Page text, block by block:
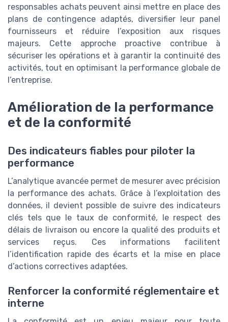
responsables achats peuvent ainsi mettre en place des
plans de contingence adaptés, diversifier leur panel
fournisseurs et réduire l’exposition aux risques
majeurs. Cette approche proactive contribue à
sécuriser les opérations et à garantir la continuité des
activités, tout en optimisant la performance globale de
l’entreprise.
Amélioration de la performance
et de la conformité
Des indicateurs fiables pour piloter la
performance
L’analytique avancée permet de mesurer avec précision
la performance des achats. Grâce à l’exploitation des
données, il devient possible de suivre des indicateurs
clés tels que le taux de conformité, le respect des
délais de livraison ou encore la qualité des produits et
services reçus. Ces informations facilitent
l’identification rapide des écarts et la mise en place
d’actions correctives adaptées.
Renforcer la conformité réglementaire et
interne